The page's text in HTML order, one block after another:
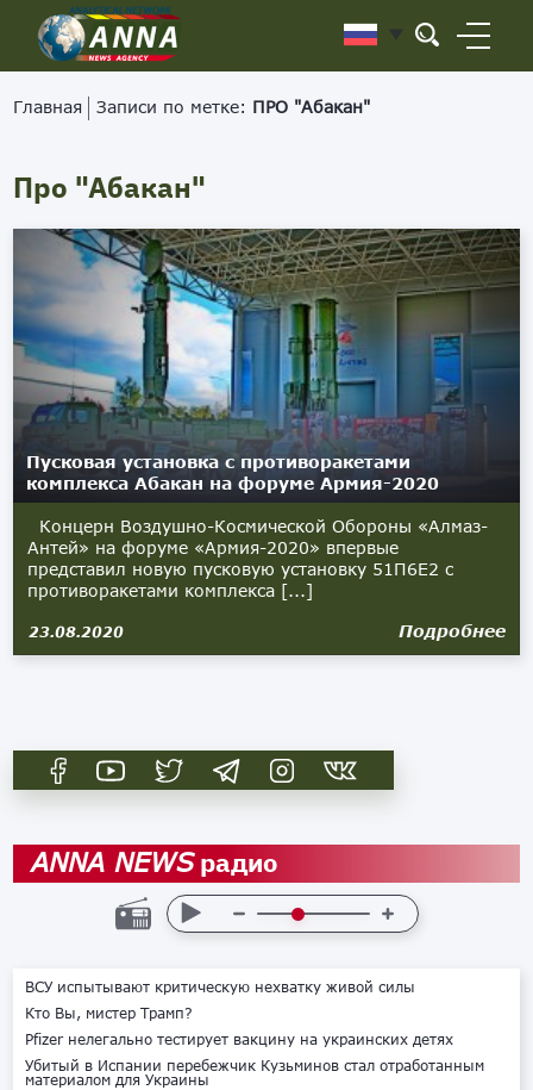
Главная Записи по метке: ПРО "Абакан"
Про "Абакан"
Пусковая установка с противоракетами
комплекса Абакан на форуме Армия-2020
Концерн Воздушно-Космической Обороны «Алмаз-
Антей» на форуме «Армия-2020» впервые
представил новую пусковую установку 51П6Е2 с
противоракетами комплекса [...]
23.08.2020 Подробнее
ANNA NEWSрадио
ВСУ испытывают критическую нехватку живой силы
Кто Вы, мистер Трамп?
Pfizer нелегально тестирует вакцину на украинских детях
Убитый в Испании перебежчик Кузьминов стал отработанным
материалом для Украины